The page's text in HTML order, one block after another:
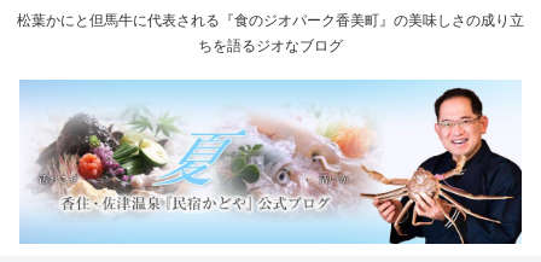
松葉かにと但馬牛に代表される『食のジオパーク香美町』の美味しさの成り立
ちを語るジオなブログ